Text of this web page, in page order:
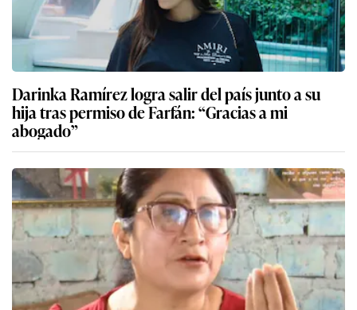
Darinka Ramírez logra salir del país junto a su
hija tras permiso de Farfán: “Gracias a mi
abogado”